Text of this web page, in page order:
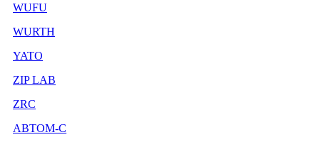
WUFU
WURTH
YATO
ZIP LAB
ZRC
АВТОМ-С